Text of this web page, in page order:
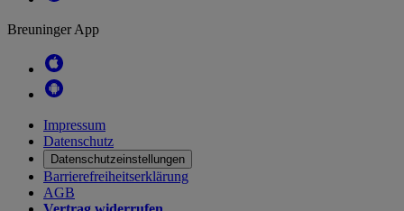
Breuninger App
Impressum
Datenschutz
Datenschutzeinstellungen
Barrierefreiheitserklärung
AGB